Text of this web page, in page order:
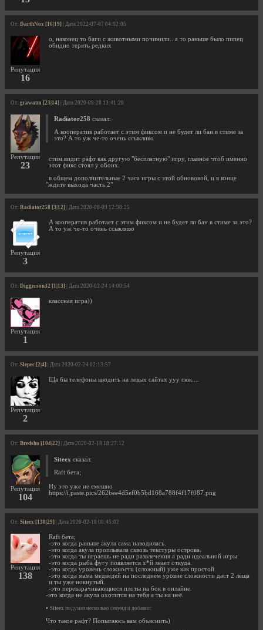
От: DarthNox [16|19] | Дата 2022-07-07 04:02:05
Репутация
16
о, наконец то баги с животными починили.. а то раньше было пипец
обидно терять редких
От: grawatm [23|14] | Дата 2020-09-28 13:41:28
Репутация
23
Radiator258 сказал:
А кооператив работает с этим фиксом и не будет ли бан в стиме за
это? А то уж че-то очень ссыкливо
стим видит рафт как другую "бесплатную" игру, главное чтоб именно
этот фикс стоял у обоих.
в общем дополнительные 2 часа игры с этой обнововой, и в конце
"ждите выхода часть 2"
От: Radiator258 [3|12] | Дата 2020-08-09 12:38:25
Репутация
3
А кооператив работает с этим фиксом и не будет ли бан в стиме за это?
А то уж че-то очень ссыкливо
От: Diggerson32 [1|13] | Дата 2020-02-24 14:00:54
Репутация
1
классная игра))
От: Slepec [2|4] | Дата 2020-02-24 02:13:57
Репутация
2
Ща бы телефоны вводить на левых сайтах ууу сюк....
От: Bredsho [104|22] | Дата 2020-02-18 18:27:12
Репутация
104
Siteex сказал:
Raft бета;
Ну это уже не смешно
https://i.paste.pics/262bee4d5ef0b5bd168a788f4f17f087.png
От: Siteex [138|29] | Дата 2020-02-18 08:45:02
Репутация
138
Raft бета;
-это когда раньше акула сама наводилась.
-это когда акула проплывала сквозь текстуры острова.
-это когда ты играешь не ради развлечения а ради идеальной игры
-это когда рыба фугу появляется х*й знает откуда.
-это когда уровень сложности (сложный) уже как простой.
-это когда мама медведей на последнем уровне сложности даст 2 лёща
и ты уже нокнутый.
-это переварачивающиеся плоты на бок в онлайне.
-это когда не акула охотится на тебя а ты на неё.
• Siteex подумал несколько секунд и добавил:
Что такое рафт? Попытаюсь вам объяснить)